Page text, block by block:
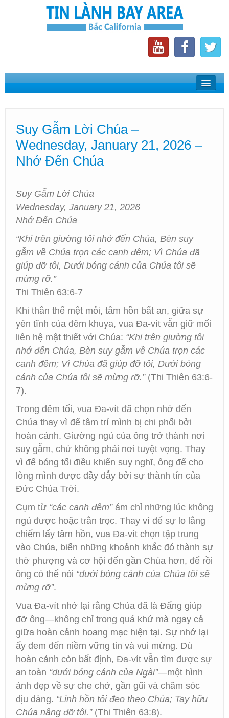
Home
Phát Thanh Tin Lành Bay Area
Các Hội Thánh Bắc California
Suy Gẫm Lời Chúa –
Wednesday, January 21, 2026 –
Nhớ Đến Chúa
Suy Gẫm Lời Chúa
Wednesday, January 21, 2026
Nhớ Đến Chúa
“Khi trên giường tôi nhớ đến Chúa, Bèn suy
gẫm về Chúa trọn các canh đêm; Vì Chúa đã
giúp đỡ tôi, Dưới bóng cánh của Chúa tôi sẽ
mừng rỡ.”
Thi Thiên 63:6-7
Khi thân thể mệt mỏi, tâm hồn bất an, giữa sự
yên tĩnh của đêm khuya, vua Đa-vít vẫn giữ mối
liên hệ mật thiết với Chúa: “Khi trên giường tôi
nhớ đến Chúa, Bèn suy gẫm về Chúa trọn các
canh đêm; Vì Chúa đã giúp đỡ tôi, Dưới bóng
cánh của Chúa tôi sẽ mừng rỡ.”(Thi Thiên 63:6-
7).
Trong đêm tối, vua Đa-vít đã chọn nhớ đến
Chúa thay vì để tâm trí mình bị chi phối bởi
hoàn cảnh. Giường ngủ của ông trở thành nơi
suy gẫm, chứ không phải nơi tuyệt vọng. Thay
vì để bóng tối điều khiển suy nghĩ, ông để cho
lòng mình được đầy dẫy bởi sự thành tín của
Đức Chúa Trời.
Cụm từ “các canh đêm”ám chỉ những lúc không
ngủ được hoặc trằn trọc. Thay vì để sự lo lắng
chiếm lấy tâm hồn, vua Đa-vít chọn tập trung
vào Chúa, biến những khoảnh khắc đó thành sự
thờ phượng và cơ hội đến gần Chúa hơn, để rồi
ông có thể nói “dưới bóng cánh của Chúa tôi sẽ
mừng rỡ”.
Vua Đa-vít nhớ lại rằng Chúa đã là Đấng giúp
đỡ ông—không chỉ trong quá khứ mà ngay cả
giữa hoàn cảnh hoang mạc hiện tại. Sự nhớ lại
ấy đem đến niềm vững tin và vui mừng. Dù
hoàn cảnh còn bất định, Đa-vít vẫn tìm được sự
an toàn “dưới bóng cánh của Ngài”—một hình
ảnh đẹp về sự che chở, gần gũi và chăm sóc
dịu dàng. “Linh hồn tôi đeo theo Chúa; Tay hữu
Chúa nâng đỡ tôi.”(Thi Thiên 63:8).